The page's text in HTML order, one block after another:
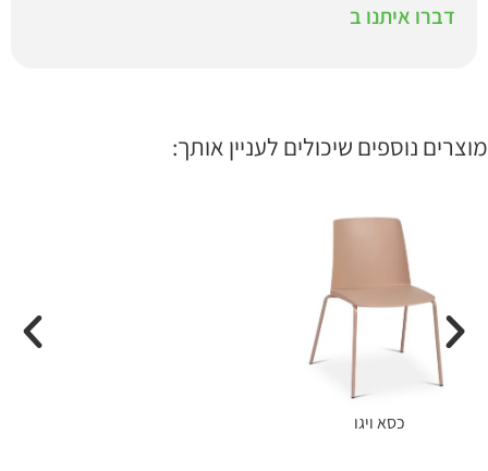
דברו איתנו ב
מוצרים נוספים שיכולים לעניין אותך:
כסא ויגו